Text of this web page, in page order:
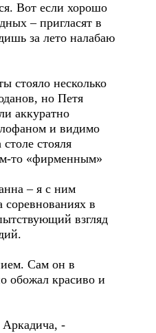
Вот если хорошо
– пригласят в
за лето налабаю
стояло несколько
но Петя
аккуратно
и видимо
стояля
то «фирменным»
– я с ним
соревнованиях в
взгляд
Сам он в
обожал красиво и
-